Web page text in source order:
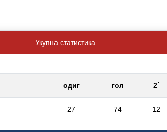
Укупна статистика
одиг гол 2`
27 74 12